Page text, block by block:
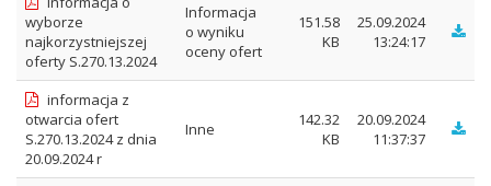
wyborze
najkorzystniejszej
oferty S.270.13.2024
Informacja
o wyniku
oceny ofert
151.58
KB
25.09.2024
13:24:17
informacja z
otwarcia ofert
S.270.13.2024 z dnia
20.09.2024 r
Inne
142.32
KB
20.09.2024
11:37:37